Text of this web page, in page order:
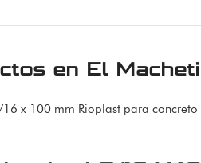
en El